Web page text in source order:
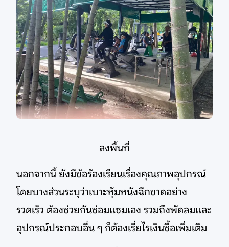
ลงพื้นที่
นอกจากนี้ ยังมีข้อร้องเรียนเรื่องคุณภาพอุปกรณ์
โดยบางส่วนระบุว่าเบาะหุ้มหนังฉีกขาดอย่าง
รวดเร็ว ต้องช่วยกันซ่อมแซมเอง รวมถึงพัดลมและ
อุปกรณ์ประกอบอื่น ๆ ก็ต้องเรี่ยไรเงินซื้อเพิ่มเติม